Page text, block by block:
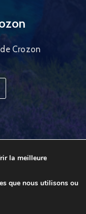
Crozon
la meilleure
que nous utilisons ou